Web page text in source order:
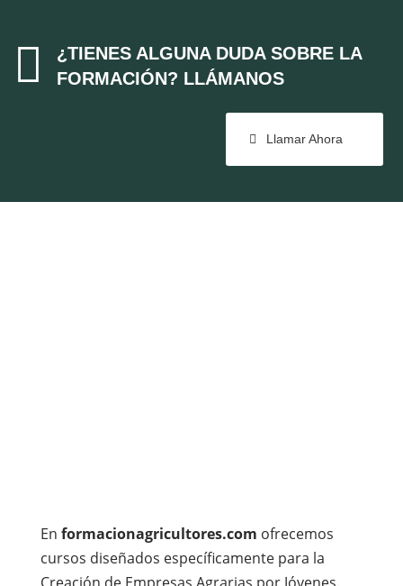

¿TIENES ALGUNA DUDA SOBRE LA
FORMACIÓN? LLÁMANOS
Llamar Ahora
En formacionagricultores.com ofrecemos
cursos diseñados específicamente para la